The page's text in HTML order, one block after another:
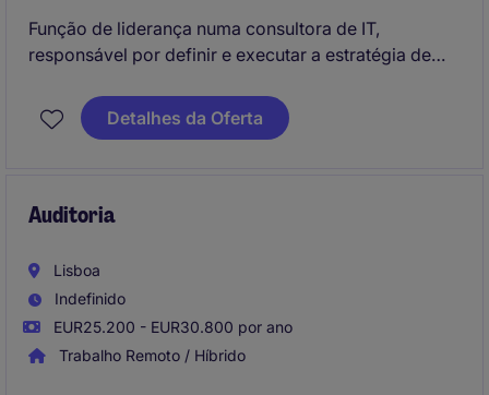
Função de liderança numa consultora de IT,
responsável por definir e executar a estratégia de
de negócio e representação da empresa. Combina
visão estratégica com uma componente comercial
Detalhes da Oferta
Auditoria
Lisboa
Indefinido
EUR25.200 - EUR30.800 por ano
Trabalho Remoto / Híbrido